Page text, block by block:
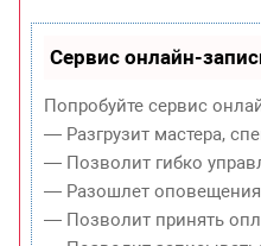
Сервис онлайн-
Попробуйте сервис
— Разгрузит мастера,
— Позволит гибко
— Разошлет оповещения
— Позволит принять